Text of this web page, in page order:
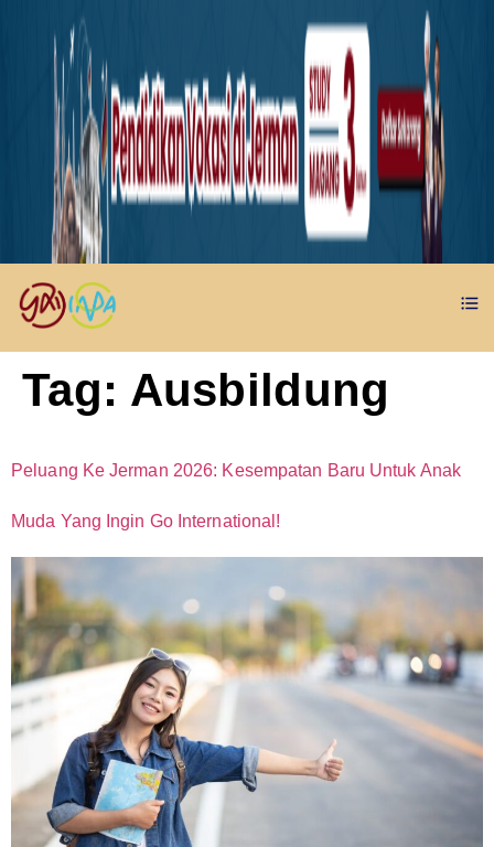
Tag: Ausbildung
Peluang Ke Jerman 2026: Kesempatan Baru Untuk Anak
Muda Yang Ingin Go International!